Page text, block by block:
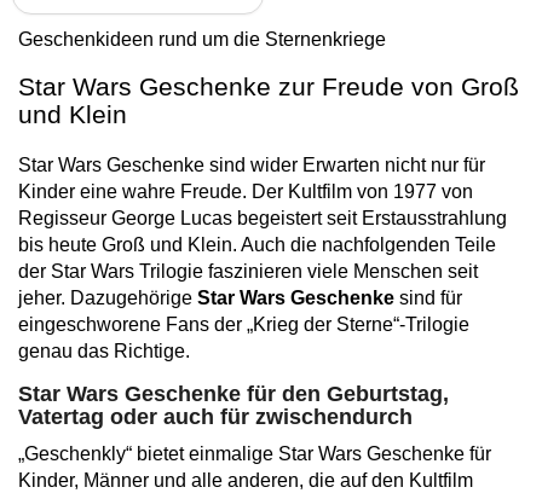
Geschenkideen rund um die Sternenkriege
Star Wars Geschenke zur Freude von Groß
und Klein
Star Wars Geschenke sind wider Erwarten nicht nur für
Kinder eine wahre Freude. Der Kultfilm von 1977 von
Regisseur George Lucas begeistert seit Erstausstrahlung
bis heute Groß und Klein. Auch die nachfolgenden Teile
der Star Wars Trilogie faszinieren viele Menschen seit
jeher. Dazugehörige Star Wars Geschenke sind für
eingeschworene Fans der „Krieg der Sterne“-Trilogie
genau das Richtige.
Star Wars Geschenke für den Geburtstag,
Vatertag oder auch für zwischendurch
„Geschenkly“ bietet einmalige Star Wars Geschenke für
Kinder, Männer und alle anderen, die auf den Kultfilm